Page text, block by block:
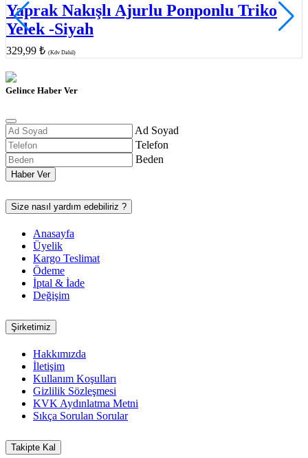
Yaprak Nakışlı Ajurlu Ponponlu Triko
Yelek -Siyah
329,99 ₺ (Kdv Dahil)
Gelince Haber Ver
Ad Soyad
Telefon
Beden
Haber Ver
Size nasıl yardım edebiliriz ?
Anasayfa
Üyelik
Kargo Teslimat
Ödeme
İptal & İade
Değişim
Şirketimiz
Hakkımızda
İletişim
Kullanım Koşulları
Gizlilik Sözleşmesi
KVK Aydınlatma Metni
Sıkça Sorulan Sorular
Takipte Kal